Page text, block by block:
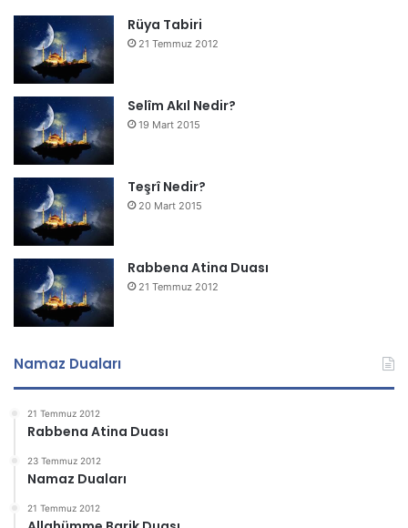
Rüya Tabiri
21 Temmuz 2012
Selîm Akıl Nedir?
19 Mart 2015
Teşrî Nedir?
20 Mart 2015
Rabbena Atina Duası
21 Temmuz 2012
Namaz Duaları
21 Temmuz 2012
Rabbena Atina Duası
23 Temmuz 2012
Namaz Duaları
21 Temmuz 2012